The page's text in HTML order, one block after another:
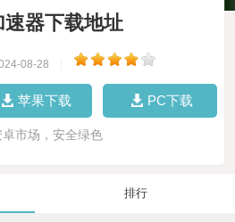
速器下载地址
08-28
苹果下载 PC下载
卓市场，安全绿色
排行